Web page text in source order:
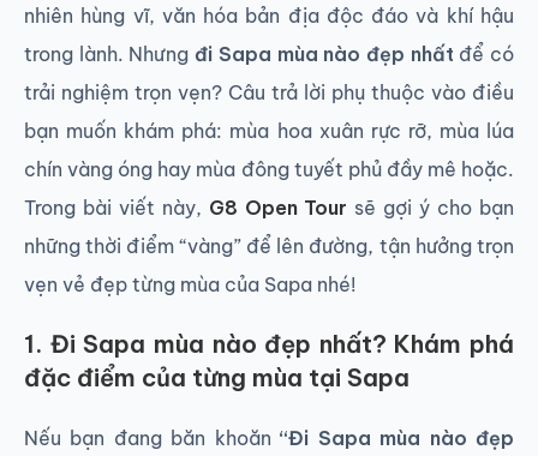
nhiên hùng vĩ, văn hóa bản địa độc đáo và khí hậu
trong lành. Nhưng đi Sapa mùa nào đẹp nhất để có
trải nghiệm trọn vẹn? Câu trả lời phụ thuộc vào điều
bạn muốn khám phá: mùa hoa xuân rực rỡ, mùa lúa
chín vàng óng hay mùa đông tuyết phủ đầy mê hoặc.
Trong bài viết này, G8 Open Tour sẽ gợi ý cho bạn
những thời điểm “vàng” để lên đường, tận hưởng trọn
vẹn vẻ đẹp từng mùa của Sapa nhé!
1. Đi Sapa mùa nào đẹp nhất? Khám phá
đặc điểm của từng mùa tại Sapa
Nếu bạn đang băn khoăn“Đi Sapa mùa nào đẹp